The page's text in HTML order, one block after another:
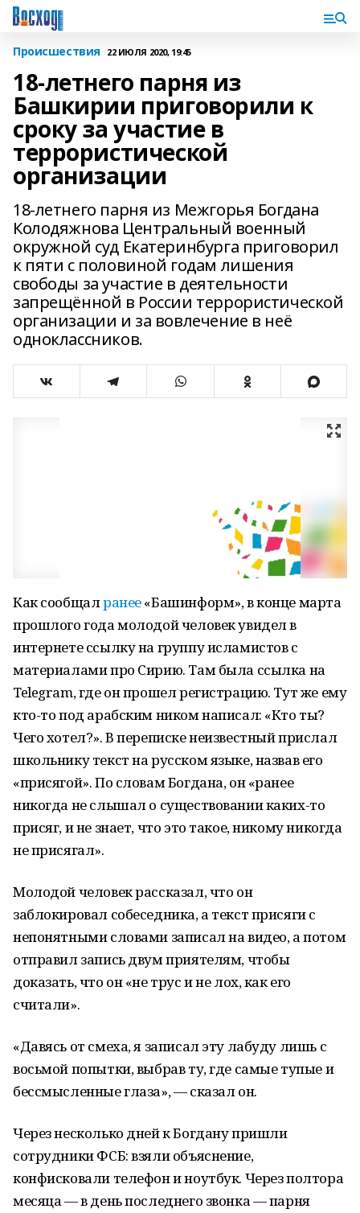
Происшествия 22 ИЮЛЯ 2020, 19:45
18-летнего парня из
Башкирии приговорили к
сроку за участие в
террористической
организации
18-летнего парня из Межгорья Богдана
Колодяжнова Центральный военный
окружной суд Екатеринбурга приговорил
к пяти с половиной годам лишения
свободы за участие в деятельности
запрещённой в России террористической
организации и за вовлечение в неё
одноклассников.
Как сообщалранее«Башинформ», в конце марта
прошлого года молодой человек увидел в
интернете ссылку на группу исламистов с
материалами про Сирию. Там была ссылка на
Telegram, где он прошел регистрацию. Тут же ему
кто-то под арабским ником написал: «Кто ты?
Чего хотел?». В переписке неизвестный прислал
школьнику текст на русском языке, назвав его
«присягой». По словам Богдана, он «ранее
никогда не слышал о существовании каких-то
присяг, и не знает, что это такое, никому никогда
не присягал».
Молодой человек рассказал, что он
заблокировал собеседника, а текст присяги с
непонятными словами записал на видео, а потом
отправил запись двум приятелям, чтобы
доказать, что он «не трус и не лох, как его
считали».
«Давясь от смеха, я записал эту лабуду лишь с
восьмой попытки, выбрав ту, где самые тупые и
бессмысленные глаза», — сказал он.
Через несколько дней к Богдану пришли
сотрудники ФСБ: взяли объяснение,
конфисковали телефон и ноутбук. Через полтора
месяца — в день последнего звонка — парня